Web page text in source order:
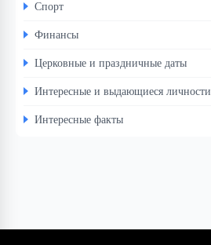
Спорт
Финансы
Церковные и праздничные даты
Интересные и выдающиеся личности
Интересные факты